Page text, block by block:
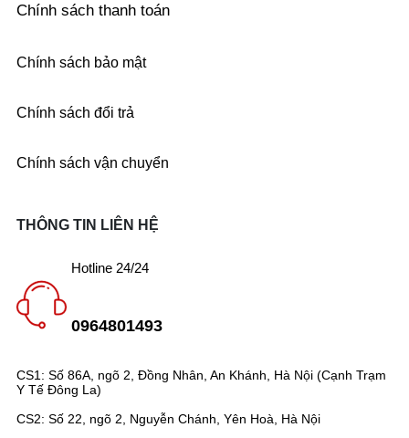
Chính sách thanh toán
Chính sách bảo mật
Chính sách đổi trả
Chính sách vận chuyển
CS1: Số 86A, ngõ 2, Đồng Nhân, An Khánh, Hà Nội (Cạnh Trạm
Y Tế Đông La)
CS2: Số 22, ngõ 2, Nguyễn Chánh, Yên Hoà, Hà Nội
THÔNG TIN LIÊN HỆ
Hotline 24/24
0964801493